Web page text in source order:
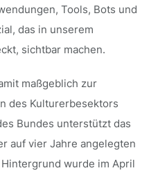
Tools, Bots und
das in unserem
sichtbar machen.
maßgeblich zur
des Kulturerbesektors
Bundes unterstützt das
auf vier Jahre angelegten
wurde im April